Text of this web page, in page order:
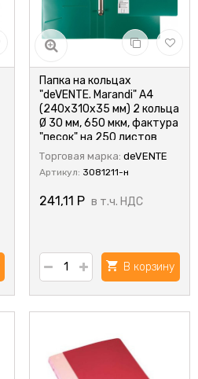
Папка на кольцах
"deVENTE. Marandi" A4
(240x310x35 мм) 2 кольца
Ø 30 мм, 650 мкм, фактура
"песок" на 250 листов
бумаги или 50 вкладышей,
внутренний карман 160
мкм, индивидуальная
упаковка, непрозрачная
аквамариновая
Торговая марка: deVENTE
Артикул: 3081211-н
241,11 Р в т.ч. НДС
В корзину